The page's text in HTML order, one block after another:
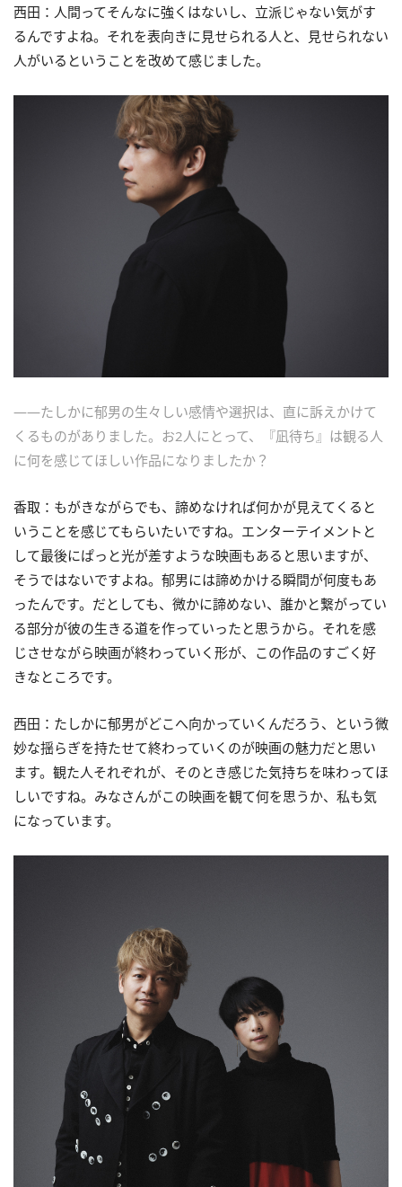
西田：人間ってそんなに強くはないし、立派じゃない気がす
るんですよね。それを表向きに見せられる人と、見せられない
人がいるということを改めて感じました。
――たしかに郁男の生々しい感情や選択は、直に訴えかけて
くるものがありました。お2人にとって、『凪待ち』は観る人
に何を感じてほしい作品になりましたか？
香取：もがきながらでも、諦めなければ何かが見えてくると
いうことを感じてもらいたいですね。エンターテイメントと
して最後にぱっと光が差すような映画もあると思いますが、
そうではないですよね。郁男には諦めかける瞬間が何度もあ
ったんです。だとしても、微かに諦めない、誰かと繋がってい
る部分が彼の生きる道を作っていったと思うから。それを感
じさせながら映画が終わっていく形が、この作品のすごく好
きなところです。
西田：たしかに郁男がどこへ向かっていくんだろう、という微
妙な揺らぎを持たせて終わっていくのが映画の魅力だと思い
ます。観た人それぞれが、そのとき感じた気持ちを味わってほ
しいですね。みなさんがこの映画を観て何を思うか、私も気
になっています。